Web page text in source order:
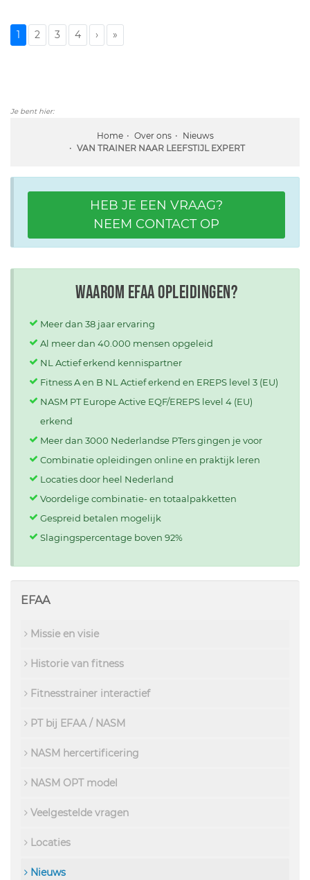
1 2 3 4 › »
Je bent hier:
Home Over ons
Nieuws
VAN TRAINER NAAR LEEFSTIJL EXPERT
HEB JE EEN VRAAG?
NEEM CONTACT OP
Waarom EFAA opleidingen?
Meer dan 38 jaar ervaring
Al meer dan 40.000 mensen opgeleid
NL Actief erkend kennispartner
Fitness A en B NL Actief erkend en EREPS level 3 (EU)
NASM PT Europe Active EQF/EREPS level 4 (EU)
erkend
Meer dan 3000 Nederlandse PTers gingen je voor
Combinatie opleidingen online en praktijk leren
Locaties door heel Nederland
Voordelige combinatie- en totaalpakketten
Gespreid betalen mogelijk
Slagingspercentage boven 92%
EFAA
Missie en visie
Historie van fitness
Fitnesstrainer interactief
PT bij EFAA / NASM
NASM hercertificering
NASM OPT model
Veelgestelde vragen
Locaties
Nieuws